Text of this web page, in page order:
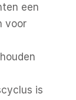
een
voor
is